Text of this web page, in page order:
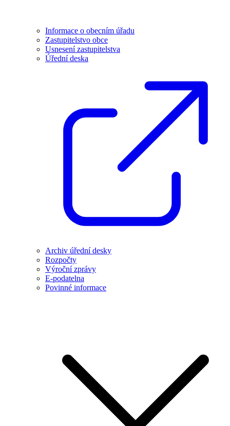
Informace o obecním úřadu
Zastupitelstvo obce
Usnesení zastupitelstva
Úřední deska
Archiv úřední desky
Rozpočty
Výroční zprávy
E-podatelna
Povinné informace